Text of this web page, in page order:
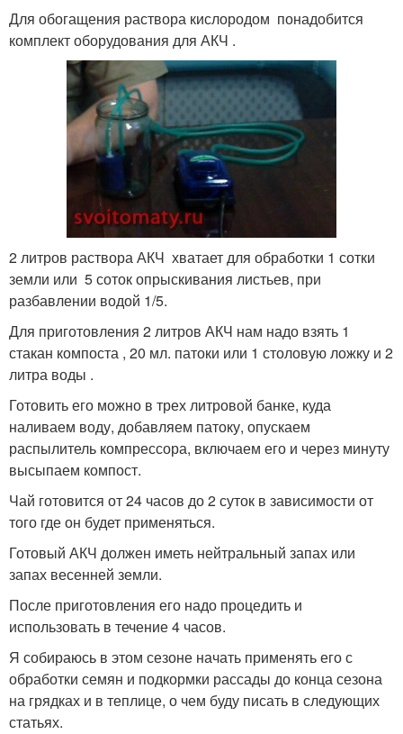
Для обогащения раствора кислородом понадобится
комплект оборудования для АКЧ .
2 литров раствора АКЧ хватает для обработки 1 сотки
земли или 5 соток опрыскивания листьев, при
разбавлении водой 1/5.
Для приготовления 2 литров АКЧ нам надо взять 1
стакан компоста , 20 мл. патоки или 1 столовую ложку и 2
литра воды .
Готовить его можно в трех литровой банке, куда
наливаем воду, добавляем патоку, опускаем
распылитель компрессора, включаем его и через минуту
высыпаем компост.
Чай готовится от 24 часов до 2 суток в зависимости от
того где он будет применяться.
Готовый АКЧ должен иметь нейтральный запах или
запах весенней земли.
После приготовления его надо процедить и
использовать в течение 4 часов.
Я собираюсь в этом сезоне начать применять его с
обработки семян и подкормки рассады до конца сезона
на грядках и в теплице, о чем буду писать в следующих
статьях.